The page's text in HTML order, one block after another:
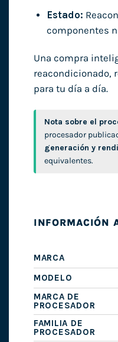
Estado:
componentes
Una compra
reacondicionado,
para tu día a día.
Nota sobre el
procesador
generación y
equivalentes.
INFORMACIÓN
MARCA
MODELO
MARCA DE
PROCESADOR
FAMILIA DE
PROCESADOR